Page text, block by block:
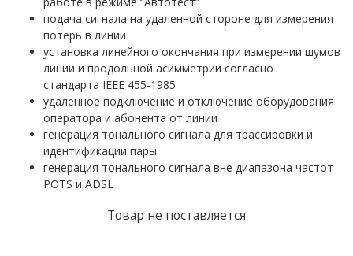
подача сигнала на удаленной стороне для измерения
потерь в линии
установка линейного окончания при измерении шумов
линии и продольной асимметрии согласно
стандарта IEEE 455-1985
удаленное подключение и отключение оборудования
оператора и абонента от линии
генерация тонального сигнала для трассировки и
идентификации пары
генерация тонального сигнала вне диапазона частот
POTS и ADSL
Товар не поставляется